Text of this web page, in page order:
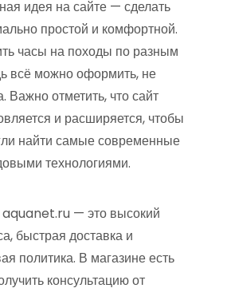
идея на сайте — сделать
простой и комфортной.
часы на походы по разным
всё можно оформить, не
Важно отметить, что сайт
и расширяется, чтобы
найти самые современные
технологиями.
— это высокий
быстрая доставка и
политика. В магазине есть
консультацию от